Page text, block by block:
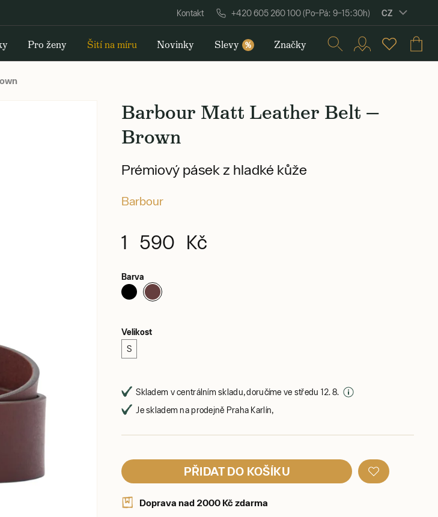
Kontakt +420 605 260 100 (Po–Pá: 9–15:30h) CZ
Pro ženy Šití na míru Novinky Slevy % Značky
Barbour Matt Leather Belt —
Brown
Prémiový pásek z hladké kůže
Barbour
1 590 Kč
Barva
Velikost
S
Skladem v centrálním skladu, doručíme ve středu 12. 8.
Je skladem na prodejně Praha Karlín,
PŘIDAT DO KOŠÍKU
Doprava nad 2000 Kč zdarma